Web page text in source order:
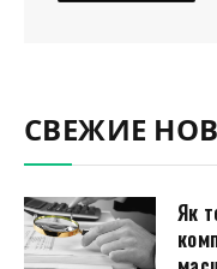
СВЕЖИЕ
Як